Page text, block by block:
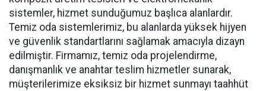
sistemler, hizmet sunduğumuz başlıca alanlardır.
Temiz oda sistemlerimiz, bu alanlarda yüksek hijyen
ve güvenlik standartlarını sağlamak amacıyla dizayn
edilmiştir. Firmamız, temiz oda projelendirme,
danışmanlık ve anahtar teslim hizmetler sunarak,
müşterilerimize eksiksiz bir hizmet sunmayı taahhüt